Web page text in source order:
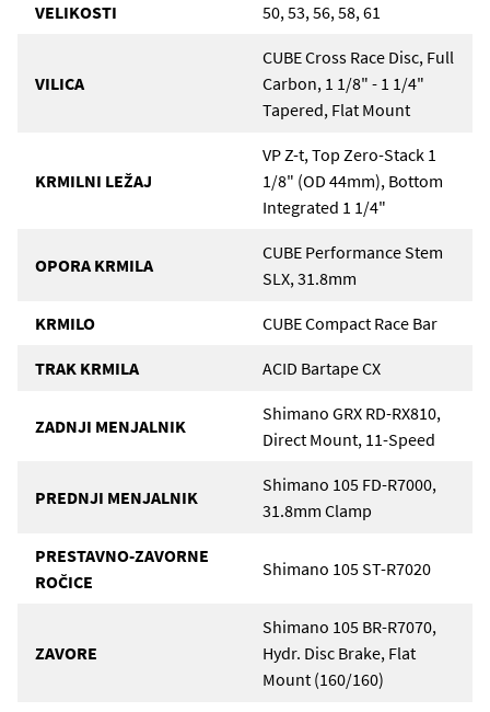
VELIKOSTI 50, 53, 56, 58, 61
VILICA
CUBE Cross Race Disc, Full
Carbon, 1 1/8" - 1 1/4"
Tapered, Flat Mount
KRMILNI LEŽAJ
VP Z-t, Top Zero-Stack 1
1/8" (OD 44mm), Bottom
Integrated 1 1/4"
OPORA KRMILA
CUBE Performance Stem
SLX, 31.8mm
KRMILO CUBE Compact Race Bar
TRAK KRMILA ACID Bartape CX
ZADNJI MENJALNIK
Shimano GRX RD-RX810,
Direct Mount, 11-Speed
PREDNJI MENJALNIK
Shimano 105 FD-R7000,
31.8mm Clamp
PRESTAVNO-ZAVORNE
ROČICE
Shimano 105 ST-R7020
ZAVORE
Shimano 105 BR-R7070,
Hydr. Disc Brake, Flat
Mount (160/160)